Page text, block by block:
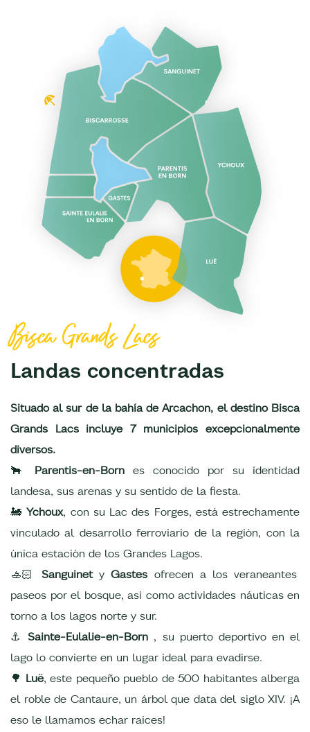
Bisca Grands Lacs
Landas concentradas
Situado al sur de la bahía de Arcachon, el destino Bisca
Grands Lacs incluye 7 municipios excepcionalmente
diversos.
🐂 Parentis-en-Born es conocido por su identidad
landesa, sus arenas y su sentido de la fiesta.
🚂Ychoux, con su Lac des Forges, está estrechamente
vinculado al desarrollo ferroviario de la región, con la
única estación de los Grandes Lagos.
🚣🏻SanguinetyGastes ofrecen a los veraneantes
paseos por el bosque, así como actividades náuticas en
torno a los lagos norte y sur.
⚓Sainte-Eulalie-en-Born , su puerto deportivo en el
lago lo convierte en un lugar ideal para evadirse.
🌳 Luë, este pequeño pueblo de 500 habitantes alberga
el roble de Cantaure, un árbol que data del siglo XIV. ¡A
eso le llamamos echar raíces!